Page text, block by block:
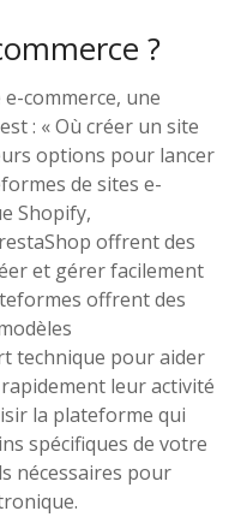
?
e-commerce, une
: « Où créer un site
options pour lancer
de sites e-
Shopify,
offrent des
et gérer facilement
offrent des
technique pour aider
leur activité
la plateforme qui
spécifiques de votre
nécessaires pour